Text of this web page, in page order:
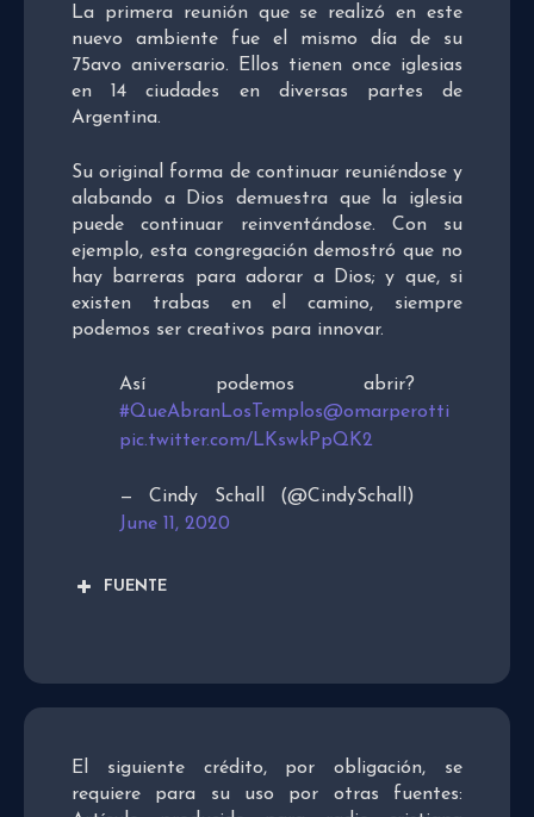
La primera reunión que se realizó en este
nuevo ambiente fue el mismo día de su
75avo aniversario. Ellos tienen once iglesias
en 14 ciudades en diversas partes de
Argentina.
Su original forma de continuar reuniéndose y
alabando a Dios demuestra que la iglesia
puede continuar reinventándose. Con su
ejemplo, esta congregación demostró que no
hay barreras para adorar a Dios; y que, si
existen trabas en el camino, siempre
podemos ser creativos para innovar.
Así podemos abrir?
#QueAbranLosTemplos@omarperotti
pic.twitter.com/LKswkPpQK2
— Cindy Schall (@CindySchall)
June 11, 2020
FUENTE
El siguiente crédito, por obligación, se
requiere para su uso por otras fuentes: